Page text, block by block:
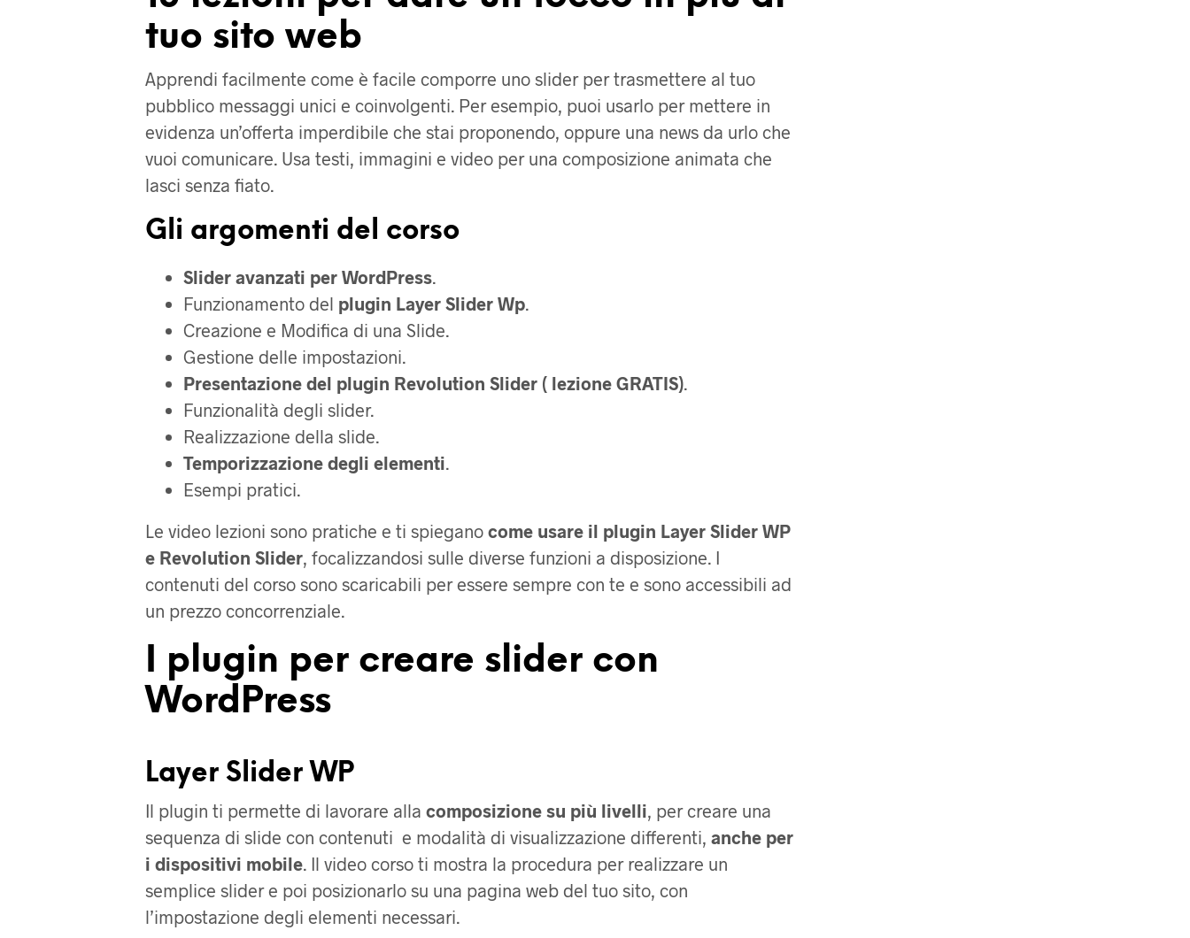
tuo sito web
Apprendi facilmente come è facile comporre uno slider per trasmettere al tuo
pubblico messaggi unici e coinvolgenti. Per esempio, puoi usarlo per mettere in
evidenza un’offerta imperdibile che stai proponendo, oppure una news da urlo che
vuoi comunicare. Usa testi, immagini e video per una composizione animata che
lasci senza fiato.
Gli argomenti del corso
Slider avanzati per WordPress.
Funzionamento del plugin Layer Slider Wp.
Creazione e Modifica di una Slide.
Gestione delle impostazioni.
Presentazione del plugin Revolution Slider ( lezione GRATIS).
Funzionalità degli slider.
Realizzazione della slide.
Temporizzazione degli elementi.
Esempi pratici.
Le video lezioni sono pratiche e ti spiegano come usare il plugin Layer Slider WP
e Revolution Slider, focalizzandosi sulle diverse funzioni a disposizione. I
contenuti del corso sono scaricabili per essere sempre con te e sono accessibili ad
un prezzo concorrenziale.
I plugin per creare slider con
WordPress
Layer Slider WP
Il plugin ti permette di lavorare alla composizione su più livelli, per creare una
sequenza di slide con contenuti e modalità di visualizzazione differenti, anche per
i dispositivi mobile. Il video corso ti mostra la procedura per realizzare un
semplice slider e poi posizionarlo su una pagina web del tuo sito, con
l’impostazione degli elementi necessari.